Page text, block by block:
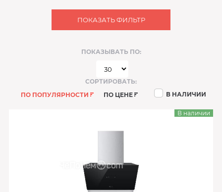
ПОКАЗАТЬ ФИЛЬТР
ПОКАЗЫВАТЬ ПО:
СОРТИРОВАТЬ:
ПО ПОПУЛЯРНОСТИ
ПО ЦЕНЕ В НАЛИЧИИ
В наличии